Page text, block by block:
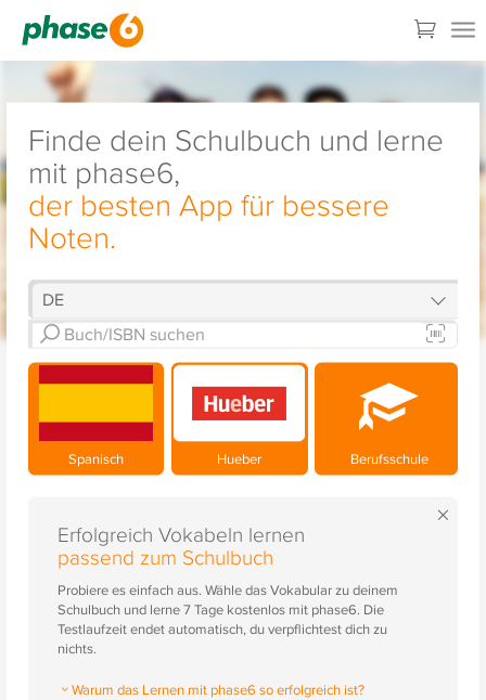
Finde dein Schulbuch und lerne
mit phase6,
der besten App für bessere
Noten.
Spanisch Hueber Berufsschule
×
Erfolgreich Vokabeln lernen
passend zum Schulbuch
Probiere es einfach aus. Wähle das Vokabular zu deinem
Schulbuch und lerne 7 Tage kostenlos mit phase6. Die
Testlaufzeit endet automatisch, du verpflichtest dich zu
nichts.
Warum das Lernen mit phase6 so erfolgreich ist?